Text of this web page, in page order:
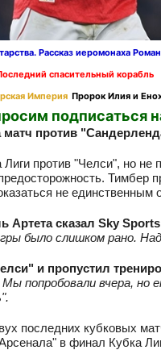
Рассказ иеромонаха
спасительный корабль
Империя Пророк Илия и
подписаться
против
против "Челси", но не
Тимбер
не единственным
Артета сказал Sky
было слишком рано.
и пропустил
попробовали вчера,
последних кубковых
в финал Кубка